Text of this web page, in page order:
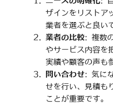
ザインをリストア
業者を選ぶと良い
業者の比較: 複数
やサービス内容を
実績や顧客の声も
問い合わせ: 気に
せを行い、見積も
ことが重要です。